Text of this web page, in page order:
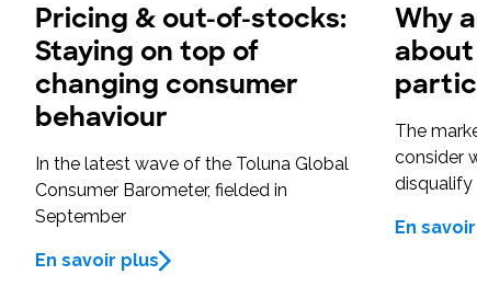
Pricing & out-of-stocks:
Staying on top of
changing consumer
behaviour
In the latest wave of the Toluna Global
Consumer Barometer, fielded in
September
En savoir plus
Why
The
consider
disqualify
En